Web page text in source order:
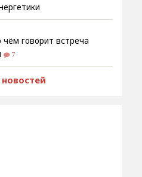
говорит встреча
7